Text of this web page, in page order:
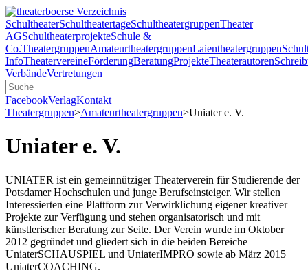
SchultheaterSchultheatertageSchultheatergruppenTheater
AGSchultheaterprojekteSchule &
Co.TheatergruppenAmateurtheatergruppenLaientheatergruppen
InfoTheatervereineFörderungBeratungProjekteTheaterautoren
VerbändeVertretungen
FacebookVerlagKontakt
Theatergruppen>Amateurtheatergruppen>Uniater e. V.
Uniater e. V.
UNIATER ist ein gemeinnütziger Theaterverein für Studierende der
Potsdamer Hochschulen und junge Berufseinsteiger. Wir stellen
Interessierten eine Plattform zur Verwirklichung eigener kreativer
Projekte zur Verfügung und stehen organisatorisch und mit
künstlerischer Beratung zur Seite. Der Verein wurde im Oktober
2012 gegründet und gliedert sich in die beiden Bereiche
UniaterSCHAUSPIEL und UniaterIMPRO sowie ab März 2015
UniaterCOACHING.